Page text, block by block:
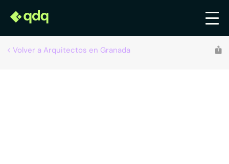
Volver a Arquitectos en Granada